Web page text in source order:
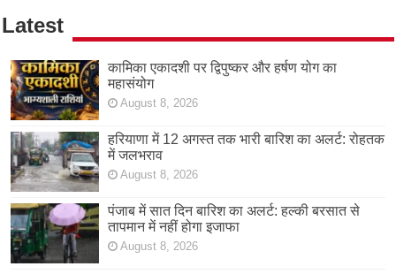
Latest
कामिका एकादशी पर द्विपुष्कर और हर्षण योग का
महासंयोग
August 8, 2026
हरियाणा में 12 अगस्त तक भारी बारिश का अलर्ट: रोहतक
में जलभराव
August 8, 2026
पंजाब में सात दिन बारिश का अलर्ट: हल्की बरसात से
तापमान में नहीं होगा इजाफा
August 8, 2026